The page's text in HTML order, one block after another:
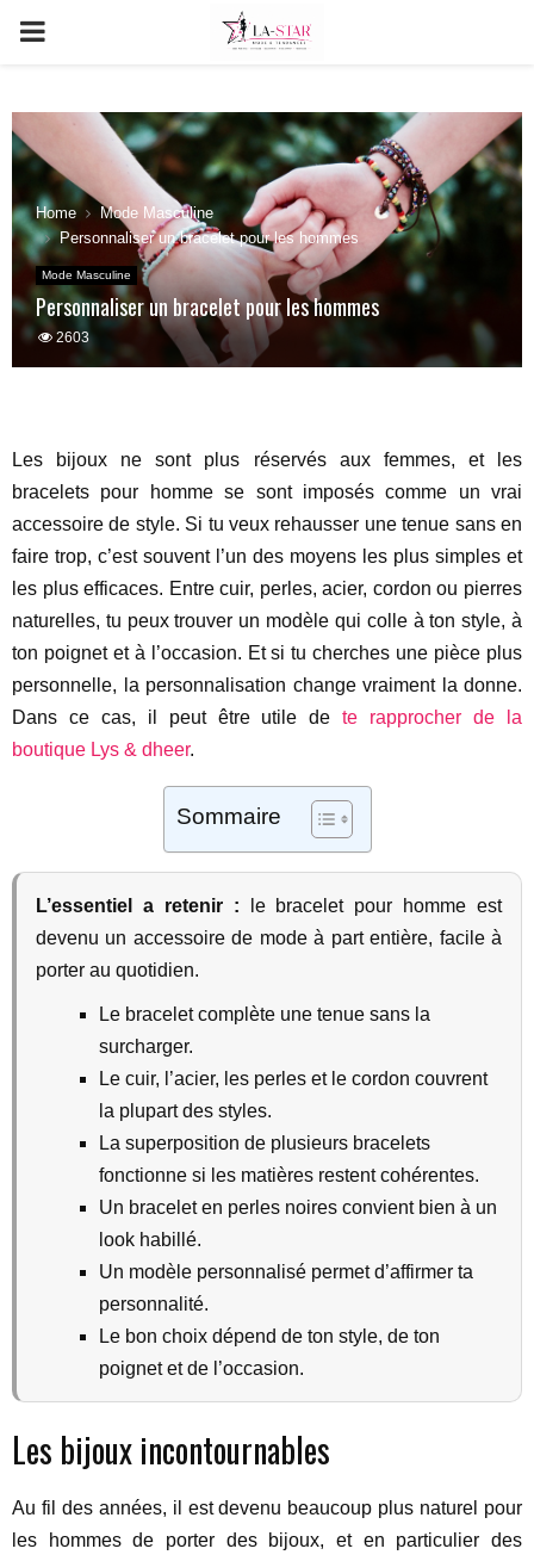
PRIMARY
Home
Mode Masculine
Personnaliser un bracelet pour les hommes
Mode Masculine
Personnaliser un bracelet pour les hommes
2603
Les bijoux ne sont plus réservés aux femmes, et les
bracelets pour homme se sont imposés comme un vrai
accessoire de style. Si tu veux rehausser une tenue sans en
faire trop, c’est souvent l’un des moyens les plus simples et
les plus efficaces. Entre cuir, perles, acier, cordon ou pierres
naturelles, tu peux trouver un modèle qui colle à ton style, à
ton poignet et à l’occasion. Et si tu cherches une pièce plus
personnelle, la personnalisation change vraiment la donne.
Dans ce cas, il peut être utile dete rapprocher de la
boutique Lys & dheer.
Sommaire
L’essentiel a retenir : le bracelet pour homme est
devenu un accessoire de mode à part entière, facile à
porter au quotidien.
Le bracelet complète une tenue sans la
surcharger.
Le cuir, l’acier, les perles et le cordon couvrent
la plupart des styles.
La superposition de plusieurs bracelets
fonctionne si les matières restent cohérentes.
Un bracelet en perles noires convient bien à un
look habillé.
Un modèle personnalisé permet d’affirmer ta
personnalité.
Le bon choix dépend de ton style, de ton
poignet et de l’occasion.
Les bijoux incontournables
Au fil des années, il est devenu beaucoup plus naturel pour
les hommes de porter des bijoux, et en particulier des